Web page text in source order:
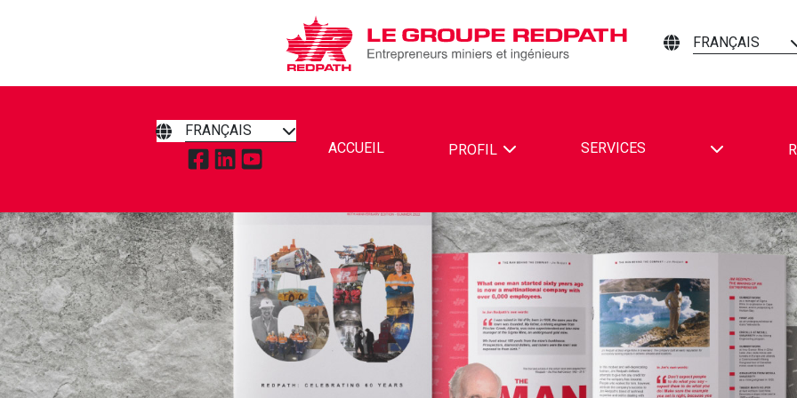
FRANÇAIS
FRANÇAIS
APPUYEZ POUR VISITER REDPATH MINING CONTRACTORS AND ENGINEERS SUR FACEBOOK
APPUYEZ POUR VISITER REDPATH MINING CONTRACTORS AND ENGINEERS SUR
APPUYEZ POUR VISITER REDPATH MINING CONTRACTORS AND ENGINEERS SUR
ACCUEIL PROFIL SERVICES TOGGLE